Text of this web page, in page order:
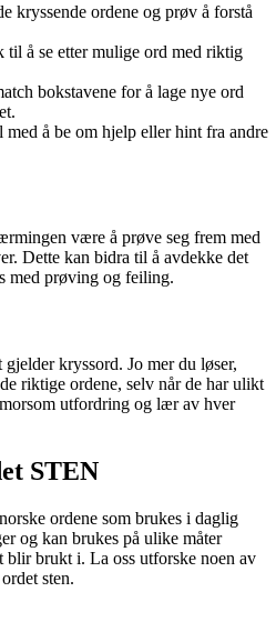
kryssende ordene og prøv å forstå
til å se etter mulige ord med riktig
bokstavene for å lage nye ord
med å be om hjelp eller hint fra andre
være å prøve seg frem med
Dette kan bidra til å avdekke det
med prøving og feiling.
kryssord. Jo mer du løser,
riktige ordene, selv når de har ulikt
utfordring og lær av hver
STEN
ordene som brukes i daglig
og kan brukes på ulike måter
blir brukt i. La oss utforske noen av
sten.